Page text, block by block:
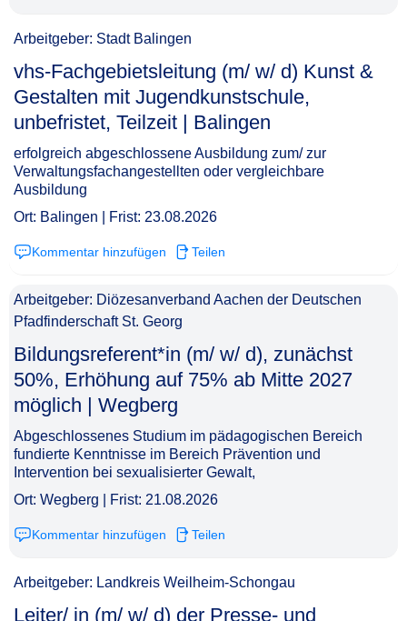
Arbeitgeber: Stadt Balingen
vhs-Fachgebietsleitung (m/ w/ d) Kunst &
Gestalten mit Jugendkunstschule,
unbefristet, Teilzeit | Balingen​‌‌‌‌​‌​‌‌‌‌​‌‌‌‌​‌
erfolgreich abgeschlossene Ausbildung zum/ zur
Verwaltungsfachangestellten oder vergleichbare
Ausbildung
Ort: Balingen | Frist: 23.08.2026
Kommentar hinzufügen Teilen
Arbeitgeber: Diözesanverband Aachen der Deutschen
Pfadfinderschaft St. Georg
Bildungsreferent*in (m/ w/ d), zunächst
50%, Erhöhung auf 75% ab Mitte 2027
möglich | Wegberg​‌‌‌‌​‌​‌‌‌‌​‌‌‌‌​​
Abgeschlossenes Studium im pädagogischen Bereich
fundierte Kenntnisse im Bereich Prävention und
Intervention bei sexualisierter Gewalt,
Ort: Wegberg | Frist: 21.08.2026
Kommentar hinzufügen Teilen
Arbeitgeber: Landkreis Weilheim-Schongau
Leiter/ in (m/ w/ d) der Presse- und